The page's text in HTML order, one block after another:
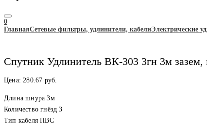
0
ГлавнаяСетевые фильтры, удлинители, кабелиЭлектрические
Спутник Удлинитель ВК-303 3гн 3м
Цена: 280.67 руб.
Длина шнура 3м
Количество гнёзд 3
Тип кабеля ПВС